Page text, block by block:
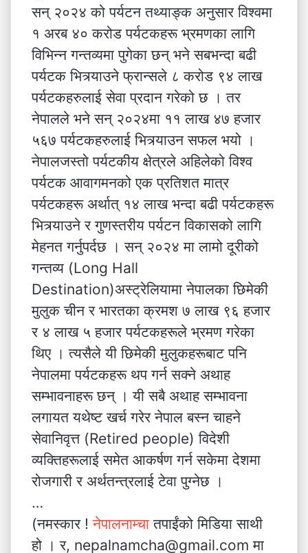
सन् २०२४ को पर्यटन तथ्याङ्क अनुसार विश्वमा
१ अरब ४० करोड पर्यटकहरू भ्रमणका लागि
विभिन्न गन्तव्यमा पुगेका छन् भने सबभन्दा बढी
पर्यटक भित्र्याउने फ्रान्सले ८ करोड ९४ लाख
पर्यटकहरुलाई सेवा प्रदान गरेको छ । तर
नेपालले भने सन् २०२४मा ११ लाख ४७ हजार
५६७ पर्यटकहरुलाई भित्र्याउन सफल भयो ।
नेपालजस्तो पर्यटकीय क्षेत्रले अहिलेको विश्व
पर्यटक आवागमनको एक प्रतिशत मात्र
पर्यटकहरू अर्थात् १४ लाख भन्दा बढी पर्यटकहरू
भित्र्याउने र गुणस्तरीय पर्यटन विकासको लागि
मेहनत गर्नुपर्दछ । सन् २०२४ मा लामो दूरीको
गन्तव्य (Long Hall
Destination)अस्ट्रेलियामा नेपालका छिमेकी
मुलुक चीन र भारतका क्रमश ७ लाख ९६ हजार
र ४ लाख ५ हजार पर्यटकहरूले भ्रमण गरेका
थिए । त्यसैले यी छिमेकी मुलुकहरूबाट पनि
नेपालमा पर्यटकहरू थप गर्न सक्ने अथाह
सम्भावनाहरू छन् । यी सबै अथाह सम्भावना
लगायत यथेष्ट खर्च गरेर नेपाल बस्न चाहने
सेवानिवृत्त (Retired people) विदेशी
व्यक्तिहरूलाई समेत आकर्षण गर्न सकेमा देशमा
रोजगारी र अर्थतन्त्रलाई टेवा पुग्नेछ ।
…
(नमस्कार !नेपालनाम्चातपाईंको मिडिया साथी
हो । र, nepalnamcha@gmail.com मा